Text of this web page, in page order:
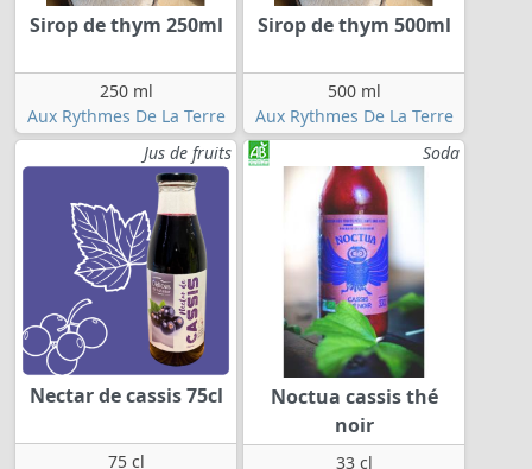
Sirop de thym 250ml
250 ml
Aux Rythmes De La Terre
Sirop de thym 500ml
500 ml
Aux Rythmes De La Terre
Jus de fruits
Nectar de cassis 75cl
75 cl
Soda
Noctua cassis thé
noir
33 cl